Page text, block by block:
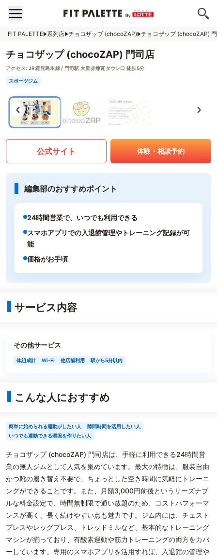
FIT PALETTE 系列店 チョコザップ (chocoZAP) チョコザップ (chocoZAP)
チョコザップ (chocoZAP) 門司店
アクセス: JR鹿児島本線 / 門司駅 大里赤煉瓦タウン口 徒歩5分
スポーツジム
公式サイト 体験・相談予約
編集部のおすすめポイント
24時間営業で、いつでも利用できる
スマホアプリでの入退館管理やトレーニング記録が可
能
価格がお手頃
サービス内容
その他サービス
体組成計 Wi-Fi 他店舗利用 駅から5分以内
こんな人におすすめ
簡単に始められる運動がしたい人
隙間時間を活用したい人
いつでも運動できる環境を作りたい人
チョコザップ (chocoZAP) 門司店は、手軽に利用できる24時間営
業の無人ジムとして人気を集めています。最大の特徴は、服装自由
かつ靴の履き替え不要で、ちょっとした空き時間に気軽にトレーニ
ングができることです。また、月額3,000円前後というリーズナブ
ルな料金設定で、時間無制限で通い放題のため、コストパフォーマ
ンスが高く、長く続けやすい点も魅力です。ジム内には、チェスト
プレスやレッグプレス、トレッドミルなど、基本的なトレーニング
マシンが揃っており、有酸素運動や筋力トレーニングの両方をカバ
ーしています。専用のスマホアプリを活用すれば、入退館の管理や